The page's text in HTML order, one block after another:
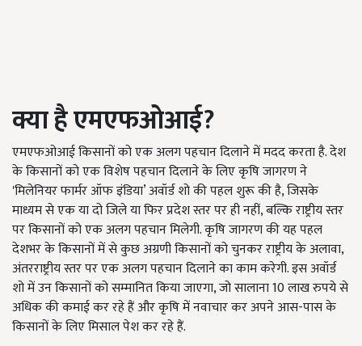
क्या है एमएफओआई?
एमएफओआई किसानों को एक अलग पहचान दिलाने में मदद करता है. देश
के किसानों को एक विशेष पहचान दिलाने के लिए कृषि जागरण ने
'मिलेनियर फार्मर ऑफ इंडिया’ अवॉर्ड शो की पहल शुरू की है, जिसके
माध्यम से एक या दो जिले या फिर प्रदेश स्तर पर ही नहीं, बल्कि राष्ट्रीय स्तर
पर किसानों को एक अलग पहचान मिलेगी. कृषि जागरण की यह पहल
देशभर के किसानों में से कुछ अग्रणी किसानों को चुनकर राष्ट्रीय के अलावा,
अंतरराष्ट्रीय स्तर पर एक अलग पहचान दिलाने का काम करेगी. इस अवॉर्ड
शो में उन किसानों को सम्मानित किया जाएगा, जो सालाना 10 लाख रुपये से
अधिक की कमाई कर रहे हैं और कृषि में नवाचार कर अपने आस-पास के
किसानों के लिए मिसाल पेश कर रहे हैं.